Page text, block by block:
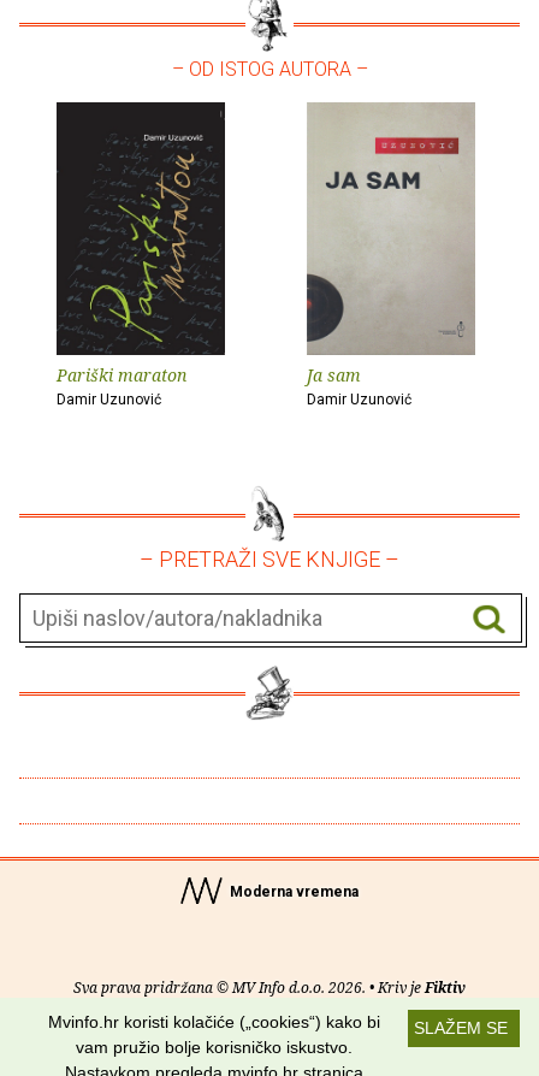
– OD ISTOG AUTORA –
Pariški maraton
Damir Uzunović
Ja sam
Damir Uzunović
– PRETRAŽI SVE KNJIGE –
Moderna vremena
Sva prava pridržana © MV Info d.o.o. 2026. • Kriv jeFiktiv
Uvjeti korištenja RSS kanaliSLAŽEM SE
Mvinfo.hr koristi kolačiće („cookies“) kako bi
vam pružio bolje korisničko iskustvo.